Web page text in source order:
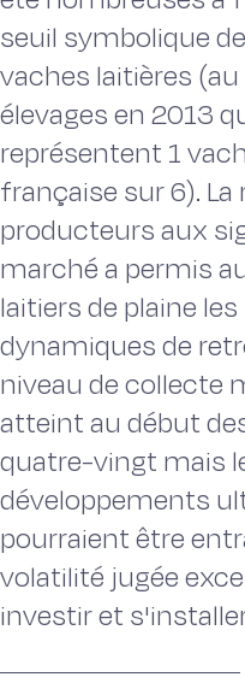
seuil symbolique
vaches laitières
élevages en 2013
représentent 1
française sur 6). La
producteurs aux
marché a permis
laitiers de plaine
dynamiques de
niveau de collecte
atteint au début
quatre-vingt mais
développements
pourraient être
volatilité jugée
investir et